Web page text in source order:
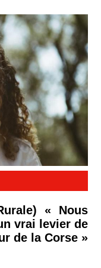
« Nous
vrai levier de
de la Corse »